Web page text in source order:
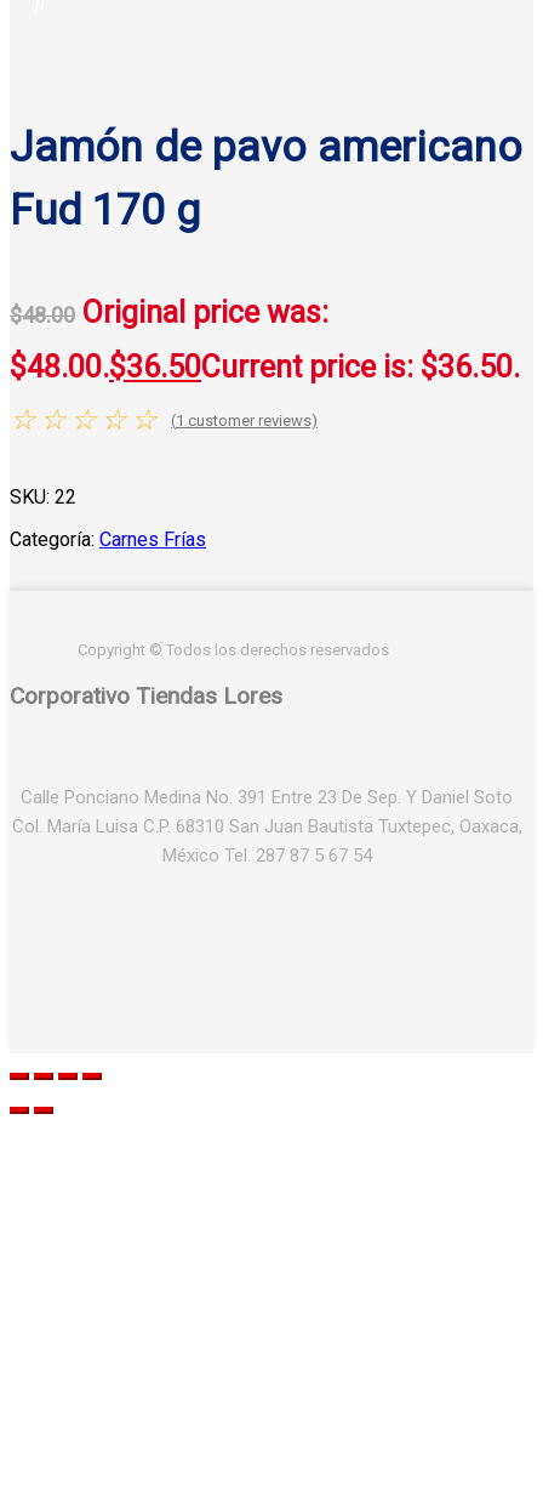
Jamón de pavo americano
Fud 170 g
$48.00 Original price was:
$48.00.$36.50Current price is: $36.50.
☆ ☆ ☆ ☆ ☆ (1 customer reviews)
SKU: 22
Categoría: Carnes Frías
Copyright © Todos los derechos reservados
Corporativo Tiendas Lores
Calle Ponciano Medina No. 391 Entre 23 De Sep. Y Daniel Soto
Col. María Luisa C.P. 68310 San Juan Bautista Tuxtepec, Oaxaca,
México Tel. 287 87 5 67 54